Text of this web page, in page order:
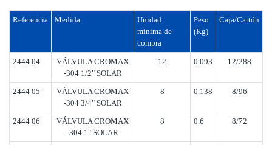
Referencia Medida
Unidad
mínima de
compra
Peso
(Kg)
Caja/Cartón
2444 04
VÁLVULA CROMAX
-304 1/2" SOLAR
12 0.093 12/288
2444 05
VÁLVULA CROMAX
-304 3/4" SOLAR
8 0.138 8/96
2444 06
VÁLVULA CROMAX
-304 1" SOLAR
8 0.6 8/72